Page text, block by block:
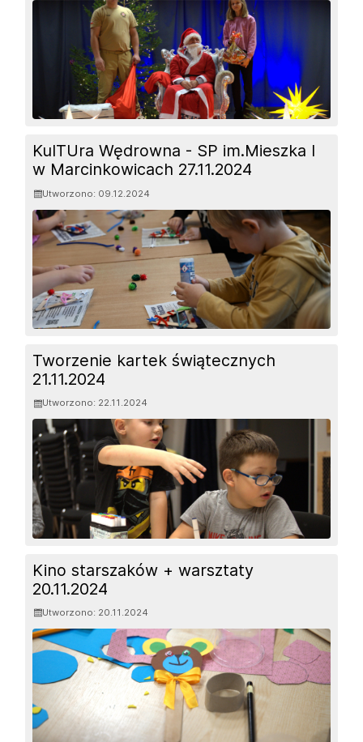
KulTUra Wędrowna - SP im.Mieszka I
w Marcinkowicach 27.11.2024
Utworzono: 09.12.2024
Tworzenie kartek świątecznych
21.11.2024
Utworzono: 22.11.2024
Kino starszaków + warsztaty
20.11.2024
Utworzono: 20.11.2024